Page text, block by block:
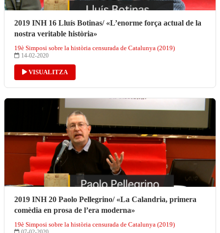
2019 INH 16 Lluís Botinas/ «L’enorme força actual de la
nostra veritable història»
19è Simposi sobre la història censurada de Catalunya (2019)
14-02-2020
VISUALITZA
2019 INH 20 Paolo Pellegrino/ «La Calandria, primera
comèdia en prosa de l’era moderna»
19è Simposi sobre la història censurada de Catalunya (2019)